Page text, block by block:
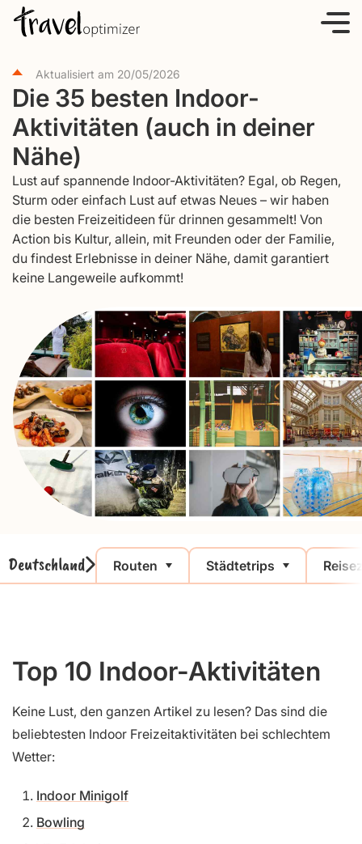
Aktualisiert am 20/05/2026
Die 35 besten Indoor-
Aktivitäten (auch in deiner
Nähe)
Lust auf spannende Indoor-Aktivitäten? Egal, ob Regen,
Sturm oder einfach Lust auf etwas Neues – wir haben
die besten Freizeitideen für drinnen gesammelt! Von
Action bis Kultur, allein, mit Freunden oder der Familie,
du findest Erlebnisse in deiner Nähe, damit garantiert
keine Langeweile aufkommt!
Deutschland Routen Städtetrips
Top 10 Indoor-Aktivitäten
Keine Lust, den ganzen Artikel zu lesen? Das sind die
beliebtesten Indoor Freizeitaktivitäten bei schlechtem
Wetter:
Indoor Minigolf
Bowling